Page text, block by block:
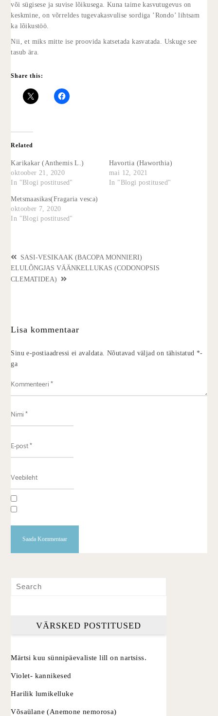
või sügisese ja suvise lõikusega. Kuna taime kasvutugevus on
keskmine, on võrreldes tugevakasvulise sordiga ’Rondo’ lihtsam
ka lõikustöö.
Nii, et miks mitte ise proovida katsetada kasvatada. Uskuge see
tasub ära.
Share this:
Related
Karikakar (Anthemis L.)
oktoober 21, 2020
In "Blogi postitused"
Havortia (Haworthia)
mai 12, 2021
In "Blogi postitused"
Metsmaasikas(Fragaria vesca)
oktoober 7, 2020
In "Blogi postitused"
SASI-VESIKAAK (BACOPA MONNIERI)
ELULÕNGJAS VÄÄNKELLUKAS (CODONOPSIS
CLEMATIDEA)
Lisa kommentaar
Sinu e-postiaadressi ei avaldata. Nõutavad väljad on tähistatud *-
ga
VÄRSKED POSTITUSED
Märtsi kuu sünnipäevaliste lill on nartsiss.
Violet- kannikesed
Harilik lumikelluke
Võsaülane (Anemone nemorosa)